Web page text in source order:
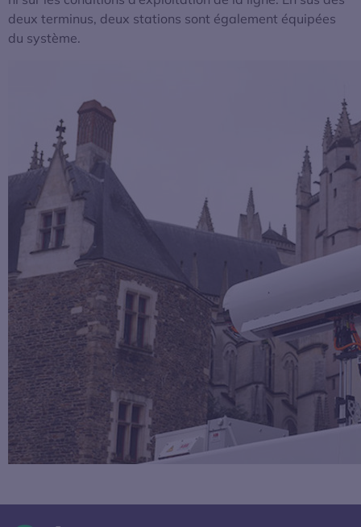
deux terminus, deux stations sont également équipées
du système.